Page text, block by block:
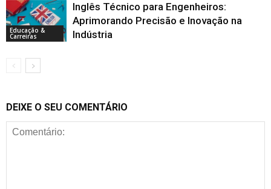
Educação &
Carreiras
Inglês Técnico para Engenheiros:
Aprimorando Precisão e Inovação na
Indústria
DEIXE O SEU COMENTÁRIO